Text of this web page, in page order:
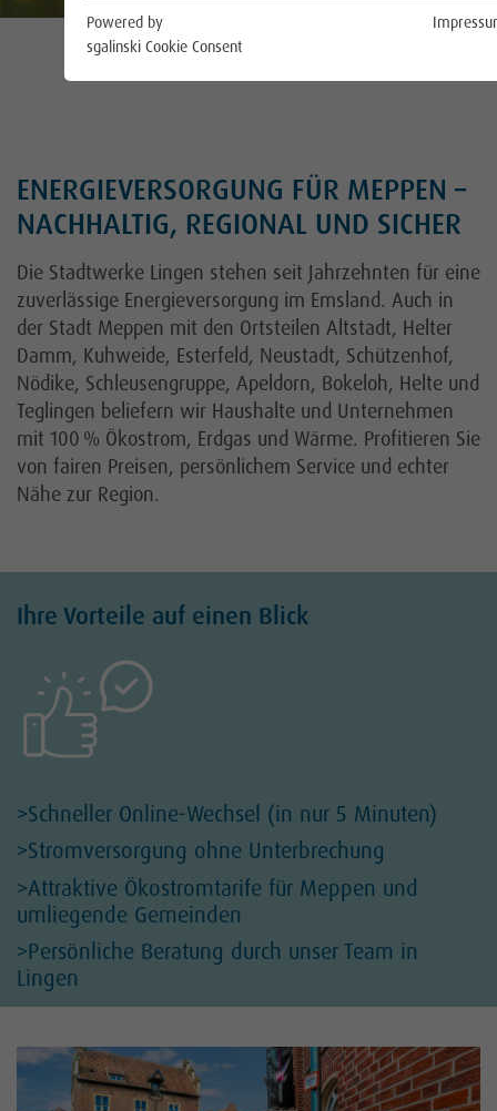
Für die Region
Karriere
Kundenportal
Netz
ENERGIEVERSORGUNG FÜR MEPPEN –
NACHHALTIG, REGIONAL UND SICHER
Die Stadtwerke Lingen stehen seit Jahrzehnten für eine
zuverlässige Energieversorgung im Emsland. Auch in
der Stadt Meppen mit den Ortsteilen Altstadt, Helter
Damm, Kuhweide, Esterfeld, Neustadt, Schützenhof,
Nödike, Schleusengruppe, Apeldorn, Bokeloh, Helte und
Teglingen beliefern wir Haushalte und Unternehmen
mit 100 % Ökostrom, Erdgas und Wärme. Profitieren Sie
von fairen Preisen, persönlichem Service und echter
Nähe zur Region.
Ihre Vorteile auf einen Blick
>Schneller Online-Wechsel (in nur 5 Minuten)
>Stromversorgung ohne Unterbrechung
>Attraktive Ökostromtarife für Meppen und
umliegende Gemeinden
>Persönliche Beratung durch unser Team in
Lingen
Powered by
sgalinski Cookie Consent